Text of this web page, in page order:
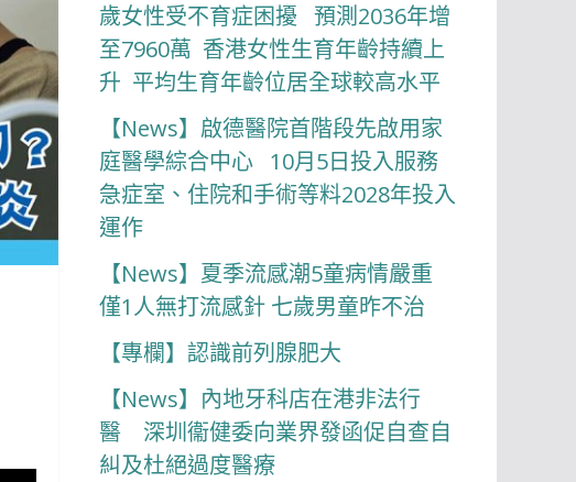
歲女性受不育症困擾 預測2036年增
至7960萬 香港女性生育年齡持續上
升 平均生育年齡位居全球較高水平
【News】啟德醫院首階段先啟用家
庭醫學綜合中心 10月5日投入服務
急症室、住院和手術等料2028年投入
運作
【News】夏季流感潮5童病情嚴重
僅1人無打流感針 七歲男童昨不治
【專欄】認識前列腺肥大
【News】內地牙科店在港非法行
醫 深圳衞健委向業界發函促自查自
糾及杜絕過度醫療